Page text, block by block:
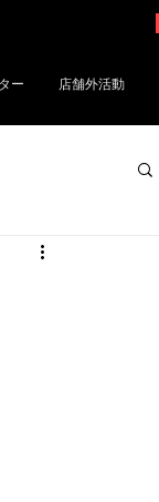
ー 店舗外活動